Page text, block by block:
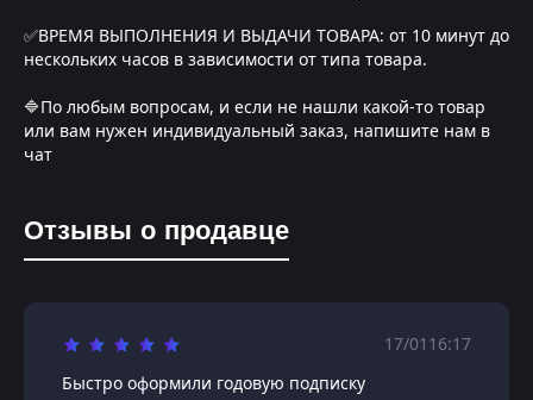
✅ВРЕМЯ ВЫПОЛНЕНИЯ И ВЫДАЧИ ТОВАРА: от 10 минут до
нескольких часов в зависимости от типа товара.
🔷По любым вопросам, и если не нашли какой-то товар
или вам нужен индивидуальный заказ, напишите нам в
чат
Отзывы о продавце
17/01 16:17
Быстро оформили годовую подписку